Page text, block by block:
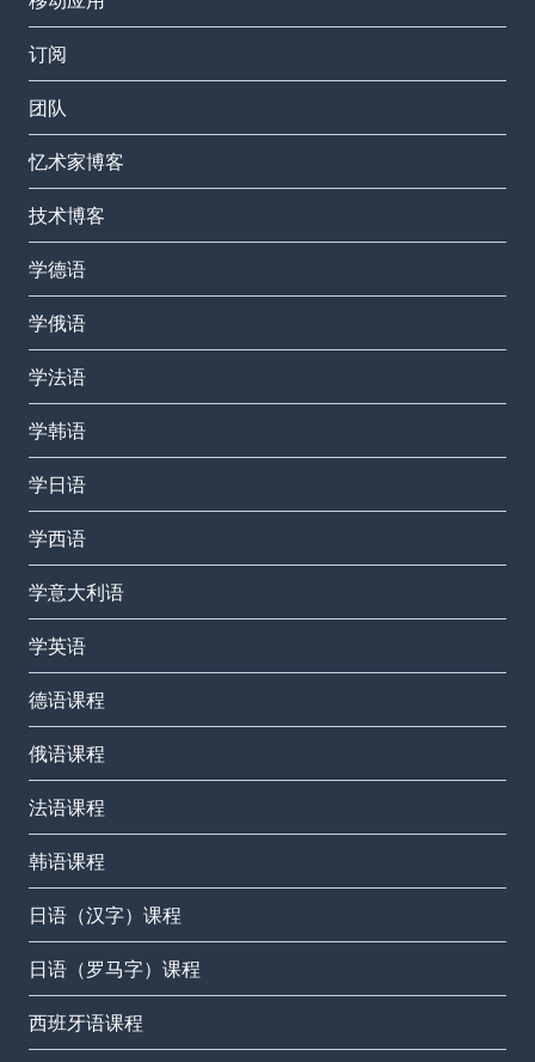
订阅
团队
忆术家博客
技术博客
学德语
学俄语
学法语
学韩语
学日语
学西语
学意大利语
学英语
德语课程
俄语课程
法语课程
韩语课程
日语（汉字）课程
日语（罗马字）课程
西班牙语课程